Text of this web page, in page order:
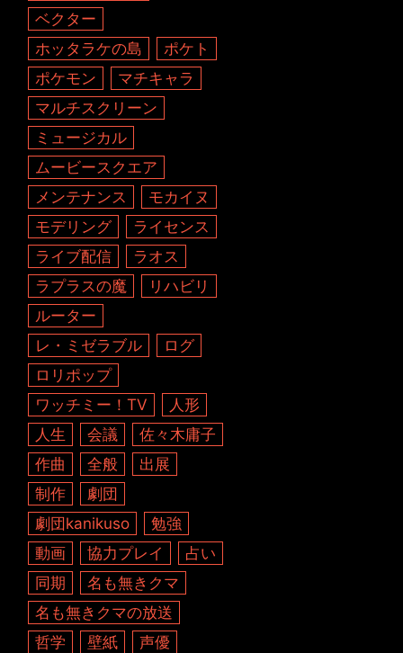
ベクター
ホッタラケの島
ポケト
ポケモン
マチキャラ
マルチスクリーン
ミュージカル
ムービースクエア
メンテナンス
モカイヌ
モデリング
ライセンス
ライブ配信
ラオス
ラプラスの魔
リハビリ
ルーター
レ・ミゼラブル
ログ
ロリポップ
ワッチミー！TV
人形
人生
会議
佐々木庸子
作曲
全般
出展
制作
劇団
劇団kanikuso
勉強
動画
協力プレイ
占い
同期
名も無きクマ
名も無きクマの放送
哲学
壁紙
声優